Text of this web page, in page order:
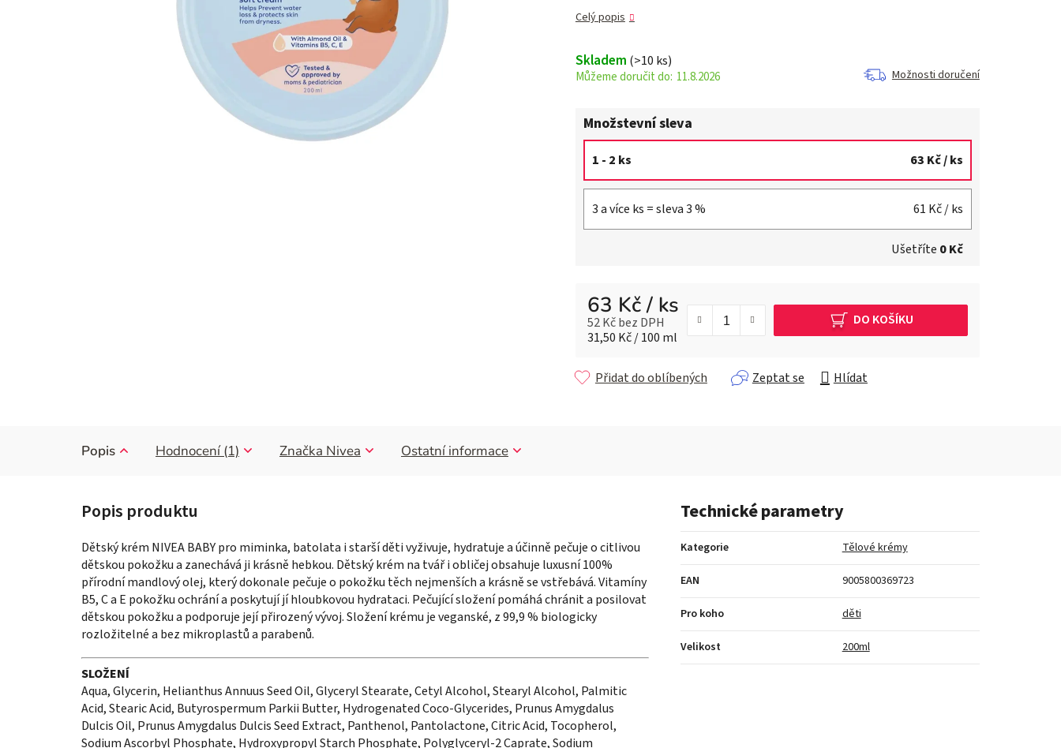
hvězdiček.
Celý popis
Skladem (>10 ks)
11.8.2026 Možnosti doručení
Množstevní sleva
1 - 2 ks 63 Kč/ ks
3 a více ks = sleva 3 % 61 Kč/ ks
Ušetříte 0 Kč
63 Kč/ ks
52 Kč bez DPH
Měrná cena:
31,50 Kč / 100 ml
DO KOŠÍKU
Zeptat se Hlídat
Přidat do oblíbených
Popis Hodnocení (1) Značka Nivea Ostatní informace
Dětský krém NIVEABABY pro miminka, batolata i starší děti vyživuje, hydratuje a účinně pečuje o citlivou
dětskou pokožku a zanechává ji krásně hebkou. Dětský krém na tvář i obličej obsahuje luxusní 100%
přírodní mandlový olej, který dokonale pečuje o pokožku těch nejmenších a krásně se vstřebává. Vitamíny
B5, C a E pokožku ochrání a poskytují jí hloubkovou hydrataci. Pečující složení pomáhá chránit a posilovat
dětskou pokožku a podporuje její přirozený vývoj. Složení krému je veganské, z 99,9 % biologicky
rozložitelné a bez mikroplastů a parabenů.
SLOŽENÍ
Aqua, Glycerin, Helianthus Annuus Seed Oil, Glyceryl Stearate, Cetyl Alcohol, Stearyl Alcohol, Palmitic
Acid, Stearic Acid, Butyrospermum Parkii Butter, Hydrogenated Coco-Glycerides, Prunus Amygdalus
Dulcis Oil, Prunus Amygdalus Dulcis Seed Extract, Panthenol, Pantolactone, Citric Acid, Tocopherol,
Sodium Ascorbyl Phosphate, Hydroxypropyl Starch Phosphate, Polyglyceryl-2 Caprate, Sodium
Technické parametry
Kategorie Tělové krémy
EAN 9005800369723
Pro koho děti
Velikost 200ml